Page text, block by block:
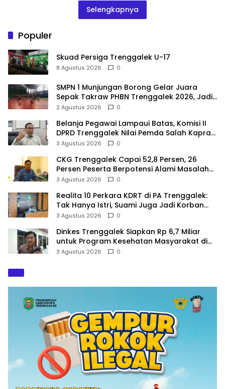
Selengkapnya
Populer
Skuad Persiga Trenggalek U-17
8 Agustus 2026 0
SMPN 1 Munjungan Borong Gelar Juara
Sepak Takraw PHBN Trenggalek 2026, Jadi
Modal Menuju POPDA Jatim
2 Agustus 2026 0
Belanja Pegawai Lampaui Batas, Komisi II
DPRD Trenggalek Nilai Pemda Salah Kaprah
dalam Perencanaan
3 Agustus 2026 0
CKG Trenggalek Capai 52,8 Persen, 26
Persen Peserta Berpotensi Alami Masalah
Kejiwaan
3 Agustus 2026 0
Realita 10 Perkara KDRT di PA Trenggalek:
Tak Hanya Istri, Suami Juga Jadi Korban
Kekerasan
3 Agustus 2026 0
Dinkes Trenggalek Siapkan Rp 6,7 Miliar
untuk Program Kesehatan Masyarakat di
2027
3 Agustus 2026 0